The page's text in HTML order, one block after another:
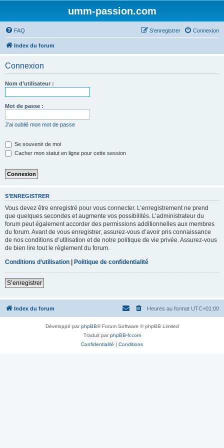
umm-passion.com
FAQ Connexion
S’enregistrer
Index du forum
Connexion
Nom d’utilisateur :
Mot de passe :
J’ai oublié mon mot de passe
Se souvenir de moi
Cacher mon statut en ligne pour cette session
S’ENREGISTRER
Vous devez être enregistré pour vous connecter. L’enregistrement ne prend
que quelques secondes et augmente vos possibilités. L’administrateur du
forum peut également accorder des permissions additionnelles aux membres
du forum. Avant de vous enregistrer, assurez-vous d’avoir pris connaissance
de nos conditions d’utilisation et de notre politique de vie privée. Assurez-vous
de bien lire tout le règlement du forum.
Conditions d’utilisation | Politique de confidentialité
S’enregistrer
Index du forum Heures au format UTC+01:00
Développé parphpBB® Forum Software © phpBB Limited
Traduit parphpBB-fr.com
Confidentialité | Conditions